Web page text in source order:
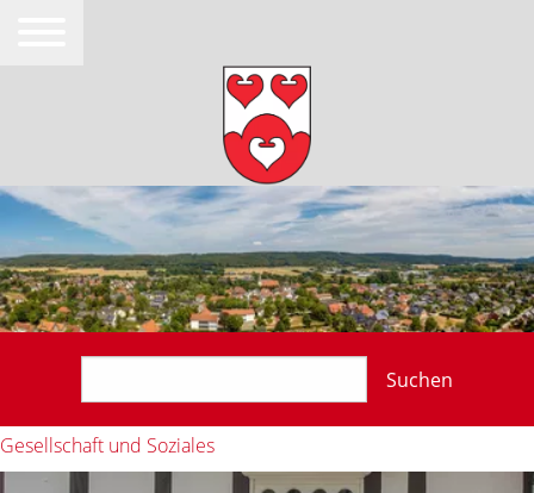
Suchen
Gesellschaft und Soziales